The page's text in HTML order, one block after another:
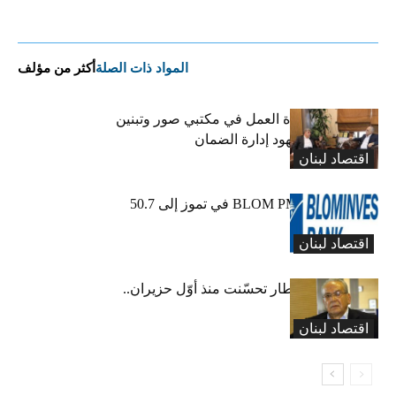
المواد ذات الصلةأكثر من مؤلف
اقتصاد لبنان
كركي يعلن عودة العمل في مكتبي صور وتبنين
وطليس ينوّه بجهود إدارة الضمان
اقتصاد لبنان
ارتفاع مؤشر BLOM PMI في تموز إلى 50.7
نقطة
اقتصاد لبنان
عبود: حركة المطار تحسّنت منذ أوّل حزيران..
ولكن